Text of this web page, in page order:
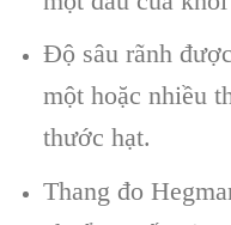
Độ sâu rãnh
một hoặc nhiều
thước hạt.
Thang đo